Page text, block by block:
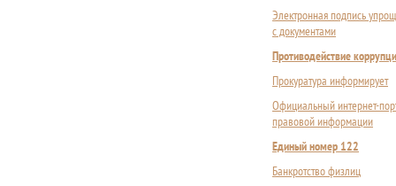
Электронная подпись
с документами
Противодействие
Прокуратура информирует
Официальный интернет-
правовой информации
Единый номер 122
Банкротство физлиц